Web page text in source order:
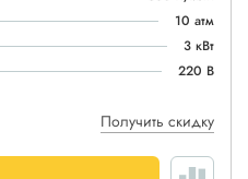
10 атм
3 кВт
220 В
Получить скидку